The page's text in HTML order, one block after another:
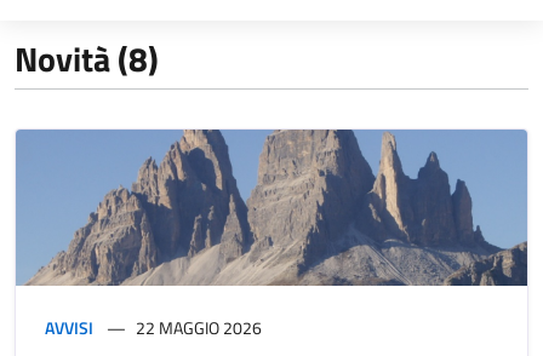
Novità (8)
AVVISI 22 MAGGIO 2026